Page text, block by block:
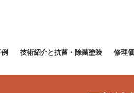
技術紹介と抗菌・除菌塗装 修理